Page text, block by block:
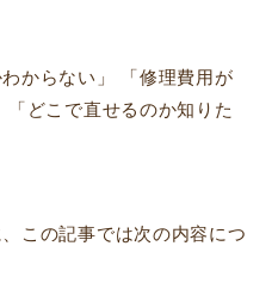
からない」 「修理費用が
どこで直せるのか知りた
この記事では次の内容につ